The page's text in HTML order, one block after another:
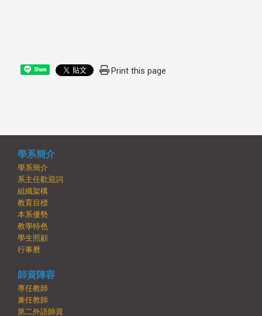
Share Print this page
學系簡介
學系簡介
系主任歡迎詞
組織架構
教育目標
本系優勢
教學特色
學生照顧
行事曆
師資陣容
專任教師
兼任教師
第二外語師資